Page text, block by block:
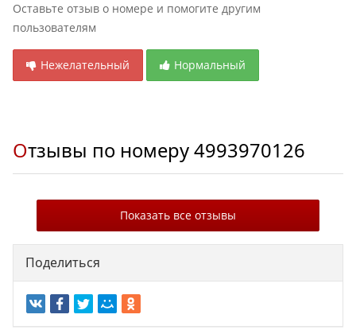
Оставьте отзыв о номере и помогите другим
пользователям
Нежелательный Нормальный
Отзывы по номеру4993970126
Показать все отзывы
Поделиться